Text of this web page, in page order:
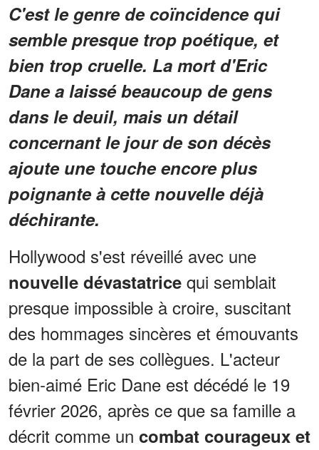
C'est le genre de coïncidence qui
semble presque trop poétique, et
bien trop cruelle. La mort d'Eric
Dane a laissé beaucoup de gens
dans le deuil, mais un détail
concernant le jour de son décès
ajoute une touche encore plus
poignante à cette nouvelle déjà
déchirante.
Hollywood s'est réveillé avec une
nouvelle dévastatrice qui semblait
presque impossible à croire, suscitant
des hommages sincères et émouvants
de la part de ses collègues. L'acteur
bien-aimé Eric Dane est décédé le 19
février 2026, après ce que sa famille a
décrit comme un combat courageux et